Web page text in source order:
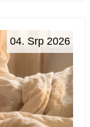
04. Srp 2026